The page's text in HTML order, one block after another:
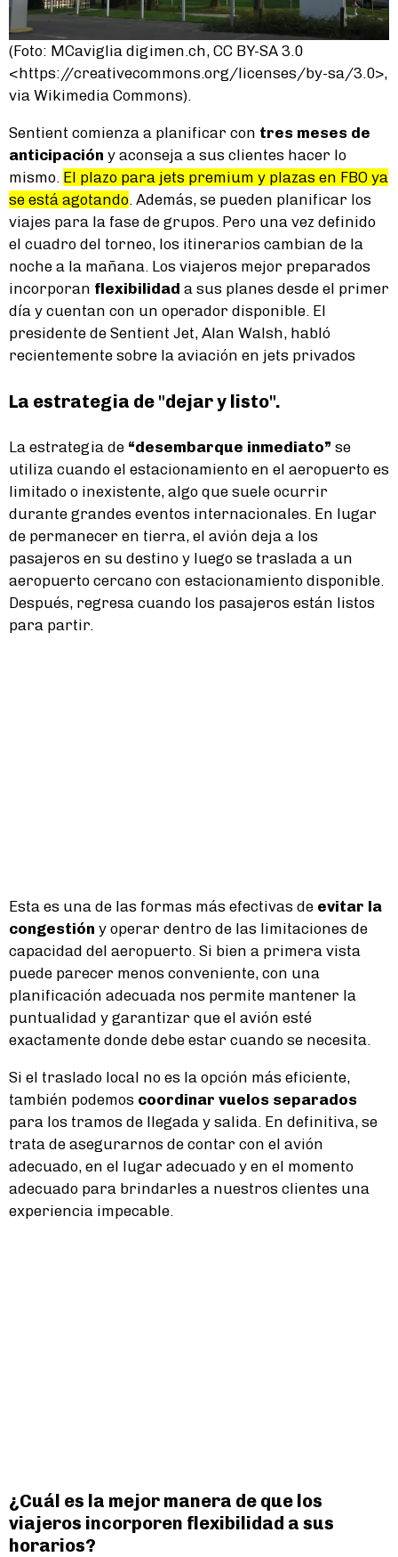
(Foto: MCaviglia digimen.ch, CC BY-SA 3.0
<https://creativecommons.org/licenses/by-sa/3.0>,
via Wikimedia Commons).
Sentient comienza a planificar con tres meses de
anticipación y aconseja a sus clientes hacer lo
mismo. El plazo para jets premium y plazas en FBO ya
se está agotando . Además, se pueden planificar los
viajes para la fase de grupos. Pero una vez definido
el cuadro del torneo, los itinerarios cambian de la
noche a la mañana. Los viajeros mejor preparados
incorporan flexibilidad a sus planes desde el primer
día y cuentan con un operador disponible. El
presidente de Sentient Jet, Alan Walsh, habló
recientemente sobre la aviación en jets privados
La estrategia de "dejar y listo".
La estrategia de “desembarque inmediato” se
utiliza cuando el estacionamiento en el aeropuerto es
limitado o inexistente, algo que suele ocurrir
durante grandes eventos internacionales. En lugar
de permanecer en tierra, el avión deja a los
pasajeros en su destino y luego se traslada a un
aeropuerto cercano con estacionamiento disponible.
Después, regresa cuando los pasajeros están listos
para partir.
Esta es una de las formas más efectivas de evitar la
congestión y operar dentro de las limitaciones de
capacidad del aeropuerto. Si bien a primera vista
puede parecer menos conveniente, con una
planificación adecuada nos permite mantener la
puntualidad y garantizar que el avión esté
exactamente donde debe estar cuando se necesita.
Si el traslado local no es la opción más eficiente,
también podemos coordinar vuelos separados
para los tramos de llegada y salida. En definitiva, se
trata de asegurarnos de contar con el avión
adecuado, en el lugar adecuado y en el momento
adecuado para brindarles a nuestros clientes una
experiencia impecable.
¿Cuál es la mejor manera de que los
viajeros incorporen flexibilidad a sus
horarios?